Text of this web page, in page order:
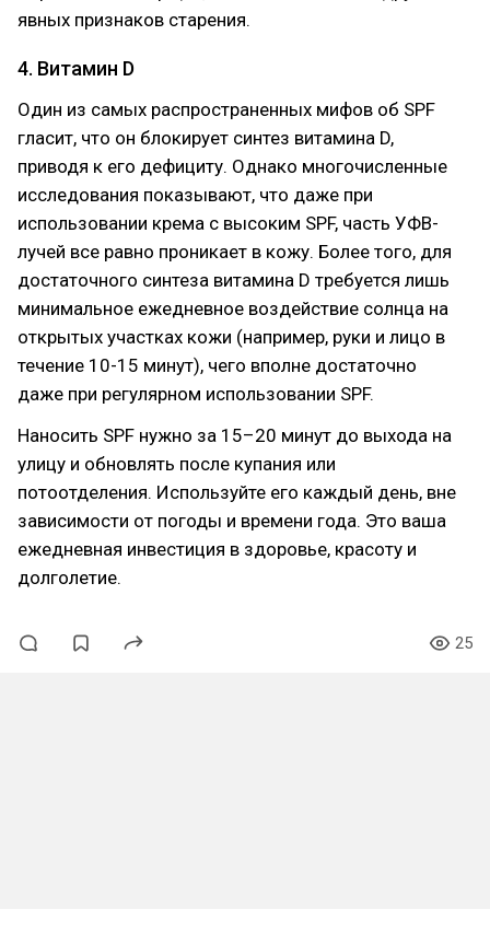
явных признаков старения.
4. Витамин D
Один из самых распространенных мифов об SPF
гласит, что он блокирует синтез витамина D,
приводя к его дефициту. Однако многочисленные
исследования показывают, что даже при
использовании крема с высоким SPF, часть УФВ-
лучей все равно проникает в кожу. Более того, для
достаточного синтеза витамина D требуется лишь
минимальное ежедневное воздействие солнца на
открытых участках кожи (например, руки и лицо в
течение 10-15 минут), чего вполне достаточно
даже при регулярном использовании SPF.
Наносить SPF нужно за 15–20 минут до выхода на
улицу и обновлять после купания или
потоотделения. Используйте его каждый день, вне
зависимости от погоды и времени года. Это ваша
ежедневная инвестиция в здоровье, красоту и
долголетие.
25